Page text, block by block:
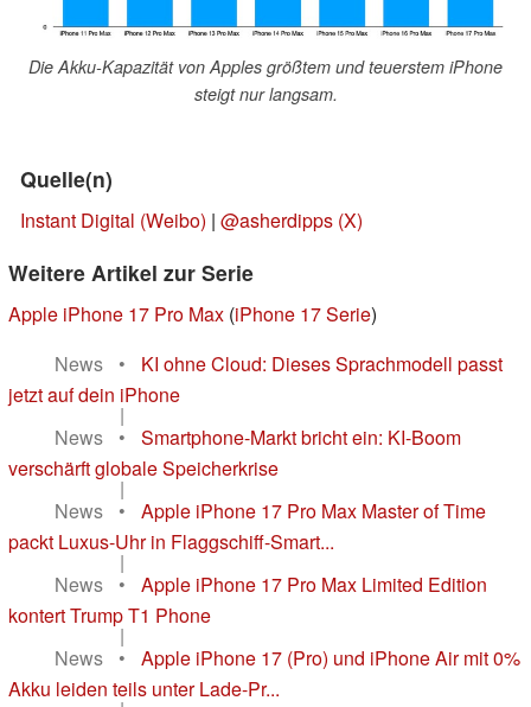
Die Akku-Kapazität von Apples größtem und teuerstem iPhone
steigt nur langsam.
Quelle(n)
Instant Digital (Weibo) | @asherdipps (X)
Weitere Artikel zur Serie
Apple iPhone 17 Pro Max (iPhone 17 Serie)
News
•
KI ohne Cloud: Dieses Sprachmodell passt
jetzt auf dein iPhone
|
News
•
Smartphone-Markt bricht ein: KI-Boom
verschärft globale Speicherkrise
|
News
•
Apple iPhone 17 Pro Max Master of Time
packt Luxus-Uhr in Flaggschiff-Smart...
|
News
•
Apple iPhone 17 Pro Max Limited Edition
kontert Trump T1 Phone
|
News
•
Apple iPhone 17 (Pro) und iPhone Air mit 0%
Akku leiden teils unter Lade-Pr...